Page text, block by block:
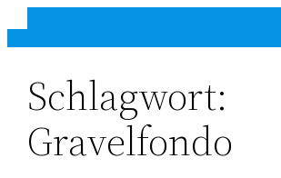
Inhalt
Schlagwort:
Gravelfondo